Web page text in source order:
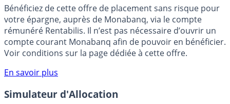
🎁 Bon plan épargne : 3% pendant 6 mois
Bénéficiez de cette offre de placement sans risque pour
votre épargne, auprès de Monabanq, via le compte
rémunéré Rentabilis. Il n’est pas nécessaire d’ouvrir un
Voir conditions sur la page dédiée à cette offre.
En savoir plus